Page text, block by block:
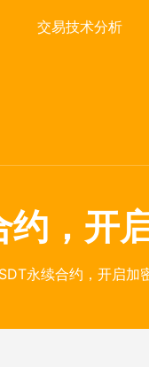
交易技术分析
约，开
永续合约，开启加